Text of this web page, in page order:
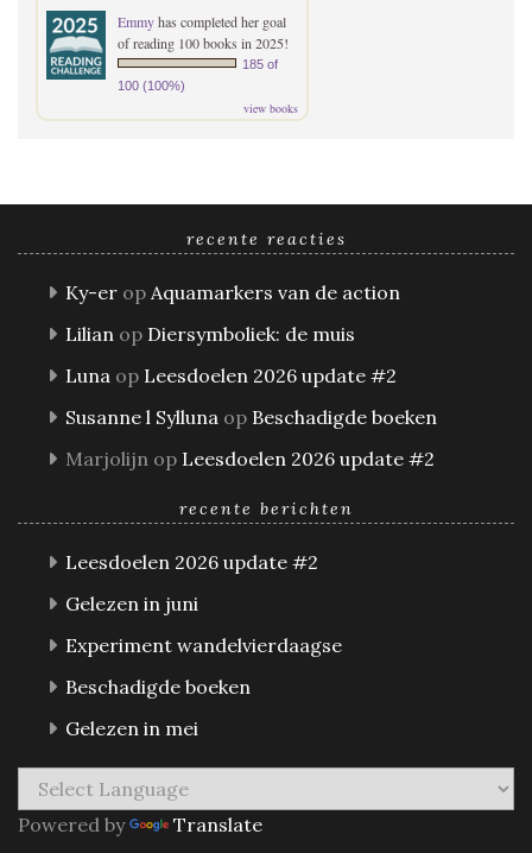
Emmyhas completed her goal
of reading 100 books in 2025!
185 of
100 (100%)
view books
recente reacties
Ky-er op Aquamarkers van de action
Lilian op Diersymboliek: de muis
Luna op Leesdoelen 2026 update #2
Susanne l Sylluna op Beschadigde boeken
Marjolijn op Leesdoelen 2026 update #2
recente berichten
Leesdoelen 2026 update #2
Gelezen in juni
Experiment wandelvierdaagse
Beschadigde boeken
Gelezen in mei
Powered by Translate